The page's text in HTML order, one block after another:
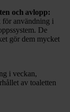
och avlopp:
för användning i
De
gör dem mycket
i veckan,
av toaletten